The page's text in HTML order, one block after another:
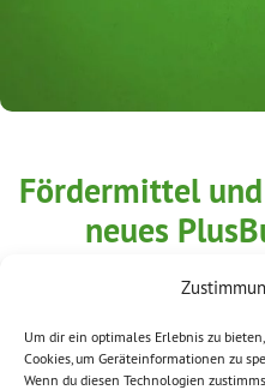
Um dir ein optimales Erlebnis zu
Cookies, um Geräteinformationen zu
Wenn du diesen Technologien
Fördermittel
neues